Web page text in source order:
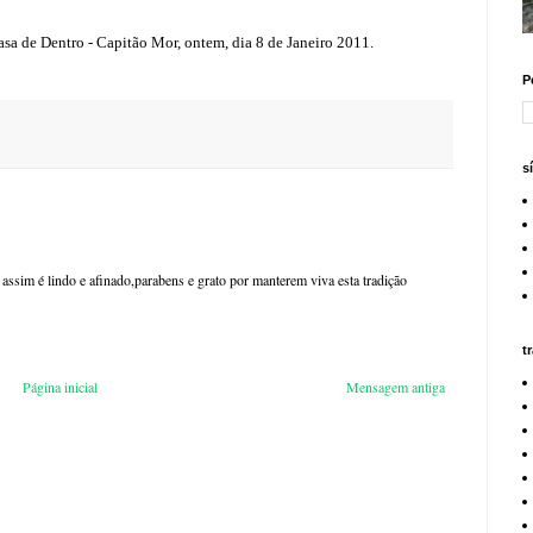
de Dentro - Capitão Mor, ontem, dia 8 de Janeiro 2011.
é lindo e afinado,parabens e grato por manterem viva esta tradição
Mensagem antiga
Página inicial